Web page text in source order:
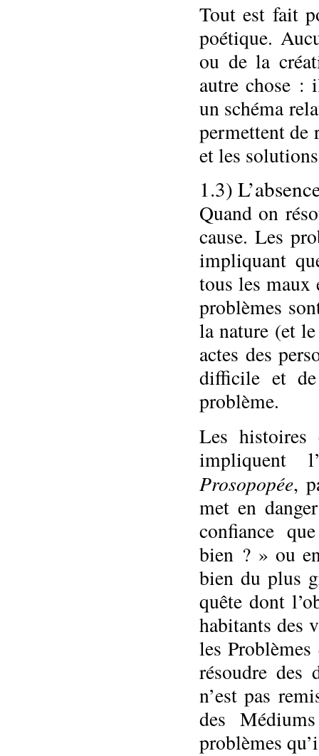
Tout est fait
poétique.
ou de la
autre chose :
un schéma
permettent de
et les
1.3)
Quand on
cause. Les
impliquant
tous les maux
problèmes
la nature (et
actes des
difficile et
problème.
Les histoires
impliquent
Prosopopée,
met en
confiance
bien ? » ou
bien du plus
quête dont
habitants des
les
résoudre des
n’est pas
des
problèmes